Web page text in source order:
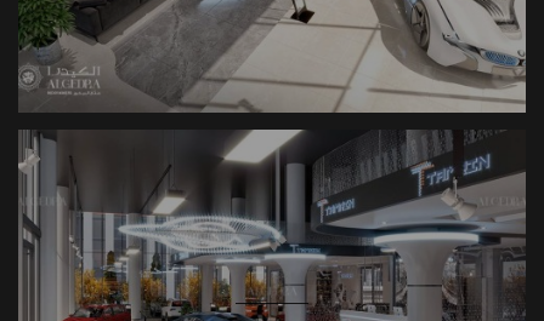
المقترح بشكل واقعي والذي يسمح باتخاذ قرارات ومراجعات
يساعد هذا النهج على تسريع عملية التصميم وضمان تطابق
المنتج النهائي مع المفهوم المقصود والرؤيا المخطط لها.
إن اختيار الكيدرا لمشروع تصميم معرض السيارات الخاص
بك يعني عقد شراكة مع شركة في تتربع في طليعة
بتصاميمها المبتكرة، حيث تُظهر مجموعتنا الغنية من
صالات عرض السيارات ذات المستوى العالمي، والمصممة
للعملاء العالميين، خبرتنا وتجربتنا الفريدة.